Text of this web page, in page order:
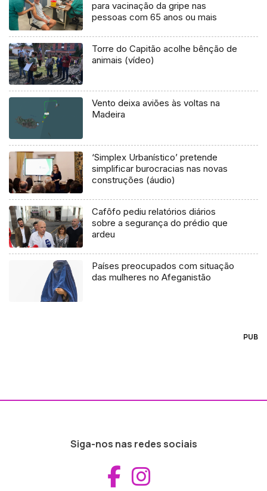
para vacinação da gripe nas
pessoas com 65 anos ou mais
Torre do Capitão acolhe bênção de
animais (vídeo)
Vento deixa aviões às voltas na
Madeira
‘Simplex Urbanístico’ pretende
simplificar burocracias nas novas
construções (áudio)
Cafôfo pediu relatórios diários
sobre a segurança do prédio que
ardeu
Países preocupados com situação
das mulheres no Afeganistão
PUB
Siga-nos nas redes sociais
Aceder ao